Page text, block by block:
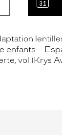
enfants
vol (Krys